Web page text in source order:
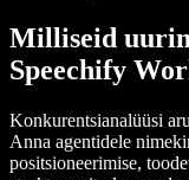
Milliseid
Speechify
Konkurentsianalüüsi
Anna agentidele
positsioneerimise,